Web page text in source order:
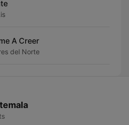
A Creer
del Norte